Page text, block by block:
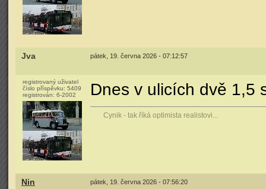
Jva pátek, 19. června 2026 - 07:12:57
registrovaný uživatel
číslo příspěvku: 5409
registrován: 6-2002 Dnes v ulicích dvě 1,5
Cynik - tak říká optimista realistovi...
Nin pátek, 19. června 2026 - 07:56:20